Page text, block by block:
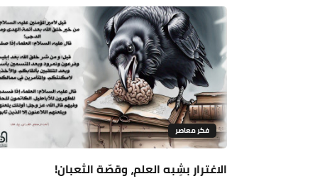
فكر معاصر
الاغترار بشِبه العلم، وقصّة الثعبان!